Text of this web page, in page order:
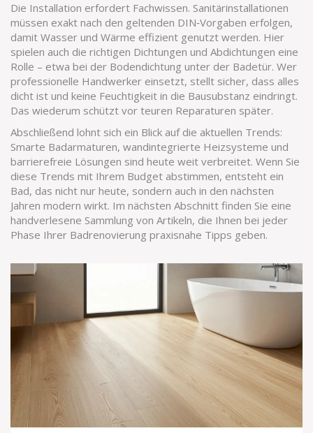
Die Installation erfordert Fachwissen. Sanitärinstallationen
müssen exakt nach den geltenden DIN‑Vorgaben erfolgen,
damit Wasser und Wärme effizient genutzt werden. Hier
spielen auch die richtigen Dichtungen und Abdichtungen eine
Rolle – etwa bei der Bodendichtung unter der Badetür. Wer
professionelle Handwerker einsetzt, stellt sicher, dass alles
dicht ist und keine Feuchtigkeit in die Bausubstanz eindringt.
Das wiederum schützt vor teuren Reparaturen später.
Abschließend lohnt sich ein Blick auf die aktuellen Trends:
Smarte Badarmaturen, wandintegrierte Heizsysteme und
barrierefreie Lösungen sind heute weit verbreitet. Wenn Sie
diese Trends mit Ihrem Budget abstimmen, entsteht ein
Bad, das nicht nur heute, sondern auch in den nächsten
Jahren modern wirkt. Im nächsten Abschnitt finden Sie eine
handverlesene Sammlung von Artikeln, die Ihnen bei jeder
Phase Ihrer Badrenovierung praxisnahe Tipps geben.